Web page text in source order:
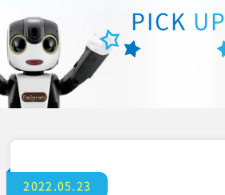
商品紹介
PICK UP
ONLINE STORE
PICK UP
2022.05.23